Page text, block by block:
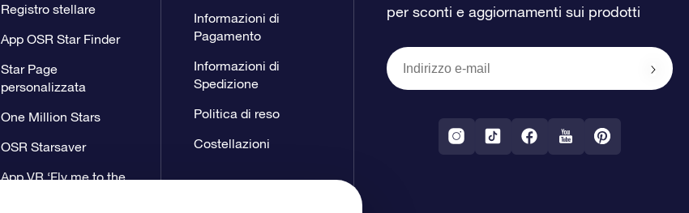
Registro stellare
App OSR Star Finder
Star Page
personalizzata
One Million Stars
OSR Starsaver
App VR ‘Fly me to the
Informazioni di
Pagamento
Informazioni di
Spedizione
Politica di reso
Costellazioni
per sconti e aggiornamenti sui prodotti